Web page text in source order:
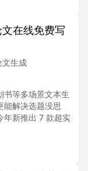
在线免费写
生成
书等多场景文本生
能解决选题没思
年新推出 7 款超实